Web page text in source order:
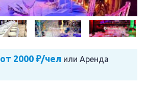
от 2000 ₽/чел или Аренда